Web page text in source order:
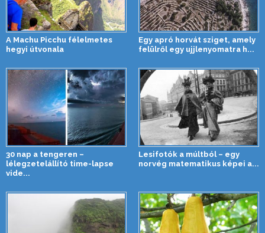
A Machu Picchu félelmetes
hegyi útvonala
Egy apró horvát sziget, amely
felülről egy ujjlenyomatra h...
30 nap a tengeren –
lélegzetelállító time-lapse
vide...
Lesifotók a múltból – egy
norvég matematikus képei a...